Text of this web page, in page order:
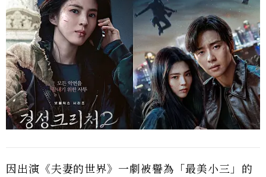
因出演《夫妻的世界》一劇被譽為「最美小三」的